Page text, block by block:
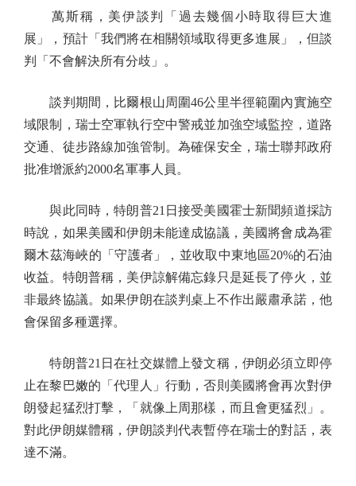
萬斯稱，美伊談判「過去幾個小時取得巨大進
展」，預計「我們將在相關領域取得更多進展」，但談
判「不會解決所有分歧」。
談判期間，比爾根山周圍46公里半徑範圍內實施空
域限制，瑞士空軍執行空中警戒並加強空域監控，道路
交通、徒步路線加強管制。為確保安全，瑞士聯邦政府
批准增派約2000名軍事人員。
與此同時，特朗普21日接受美國霍士新聞頻道採訪
時說，如果美國和伊朗未能達成協議，美國將會成為霍
爾木茲海峽的「守護者」，並收取中東地區20%的石油
收益。特朗普稱，美伊諒解備忘錄只是延長了停火，並
非最終協議。如果伊朗在談判桌上不作出嚴肅承諾，他
會保留多種選擇。
特朗普21日在社交媒體上發文稱，伊朗必須立即停
止在黎巴嫩的「代理人」行動，否則美國將會再次對伊
朗發起猛烈打擊，「就像上周那樣，而且會更猛烈」。
對此伊朗媒體稱，伊朗談判代表暫停在瑞士的對話，表
達不滿。